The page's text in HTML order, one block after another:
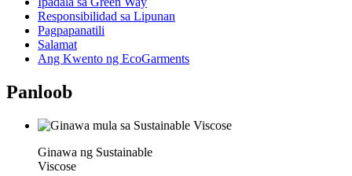
Responsibilidad sa Lipunan
Pagpapanatili
Salamat
Ang Kwento ng EcoGarments
Panloob
Ginawa ng Sustainable
Viscose